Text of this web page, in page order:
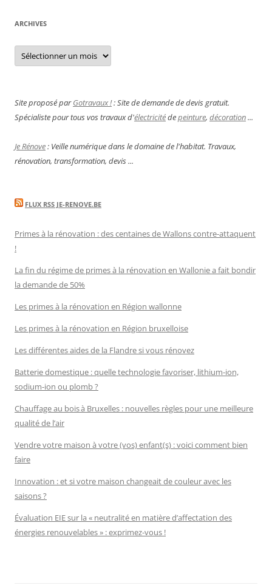
ARCHIVES
Archives
Site proposé parGotravaux !: Site de demande de devis gratuit.
Spécialiste pour tous vos travaux d'électricitédepeinture, décoration...
Je Rénove: Veille numérique dans le domaine de l'habitat. Travaux,
rénovation, transformation, devis ...
FLUX RSS JE-RENOVE.BE
Primes à la rénovation : des centaines de Wallons contre-attaquent
!
La fin du régime de primes à la rénovation en Wallonie a fait bondir
la demande de 50%
Les primes à la rénovation en Région wallonne
Les primes à la rénovation en Région bruxelloise
Les différentes aides de la Flandre si vous rénovez
Batterie domestique : quelle technologie favoriser, lithium-ion,
sodium-ion ou plomb ?
Chauffage au bois à Bruxelles : nouvelles règles pour une meilleure
qualité de l’air
Vendre votre maison à votre (vos) enfant(s) : voici comment bien
faire
Innovation : et si votre maison changeait de couleur avec les
saisons ?
Évaluation EIE sur la « neutralité en matière d’affectation des
énergies renouvelables » : exprimez-vous !